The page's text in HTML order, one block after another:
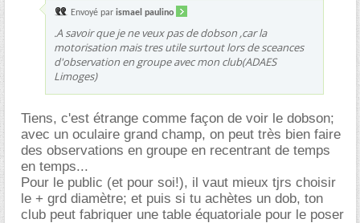
Envoyé par ismael paulino
.A savoir que je ne veux pas de dobson ,car la
motorisation mais tres utile surtout lors de sceances
d'observation en groupe avec mon club(ADAES
Limoges)
Tiens, c'est étrange comme façon de voir le dobson;
avec un oculaire grand champ, on peut très bien faire
des observations en groupe en recentrant de temps
en temps...
Pour le public (et pour soi!), il vaut mieux tjrs choisir
le + grd diamètre; et puis si tu achètes un dob, ton
club peut fabriquer une table équatoriale pour le poser